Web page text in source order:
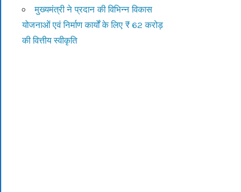
मुख्यमंत्री ने प्रदान की विभिन्न विकास
योजनाओं एवं निर्माण कार्यों के लिए ₹ 62 करोड़
की वित्तीय स्वीकृति